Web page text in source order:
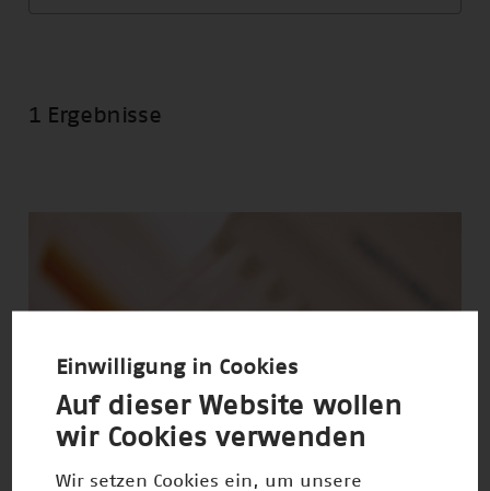
1 Ergebnisse
Einwilligung in Cookies
Auf dieser Website wollen
wir Cookies verwenden
Wir setzen Cookies ein, um unsere